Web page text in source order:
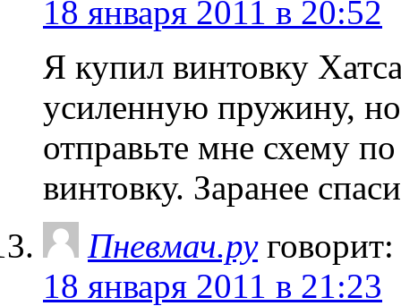
18 января 2011 в 20:52
Я купил винтовку
усиленную пружину,
отправьте мне схему
винтовку. Заранее
Пневмач.ру говорит:
18 января 2011 в 21:23